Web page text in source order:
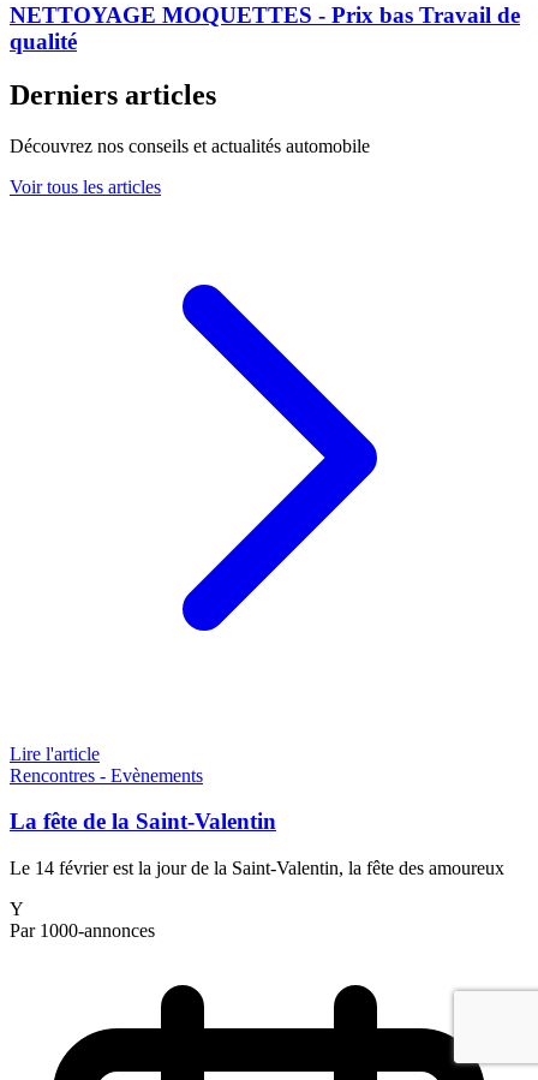
NETTOYAGE MOQUETTES - Prix bas Travail de
qualité
Derniers articles
Découvrez nos conseils et actualités automobile
Voir tous les articles
Lire l'article
Rencontres - Evènements
La fête de la Saint-Valentin
Le 14 février est la jour de la Saint-Valentin, la fête des amoureux
Y
Par 1000-annonces